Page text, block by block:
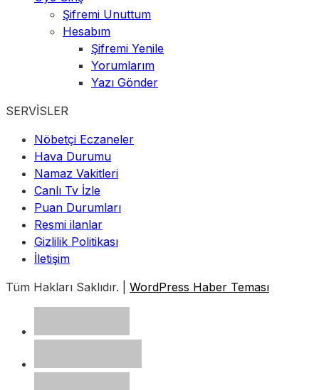
Şifremi Unuttum
Hesabım
Şifremi Yenile
Yorumlarım
Yazı Gönder
SERVİSLER
Nöbetçi Eczaneler
Hava Durumu
Namaz Vakitleri
Canlı Tv İzle
Puan Durumları
Resmi ilanlar
Gizlilik Politikası
İletişim
Tüm Hakları Saklıdır. | WordPress Haber Teması